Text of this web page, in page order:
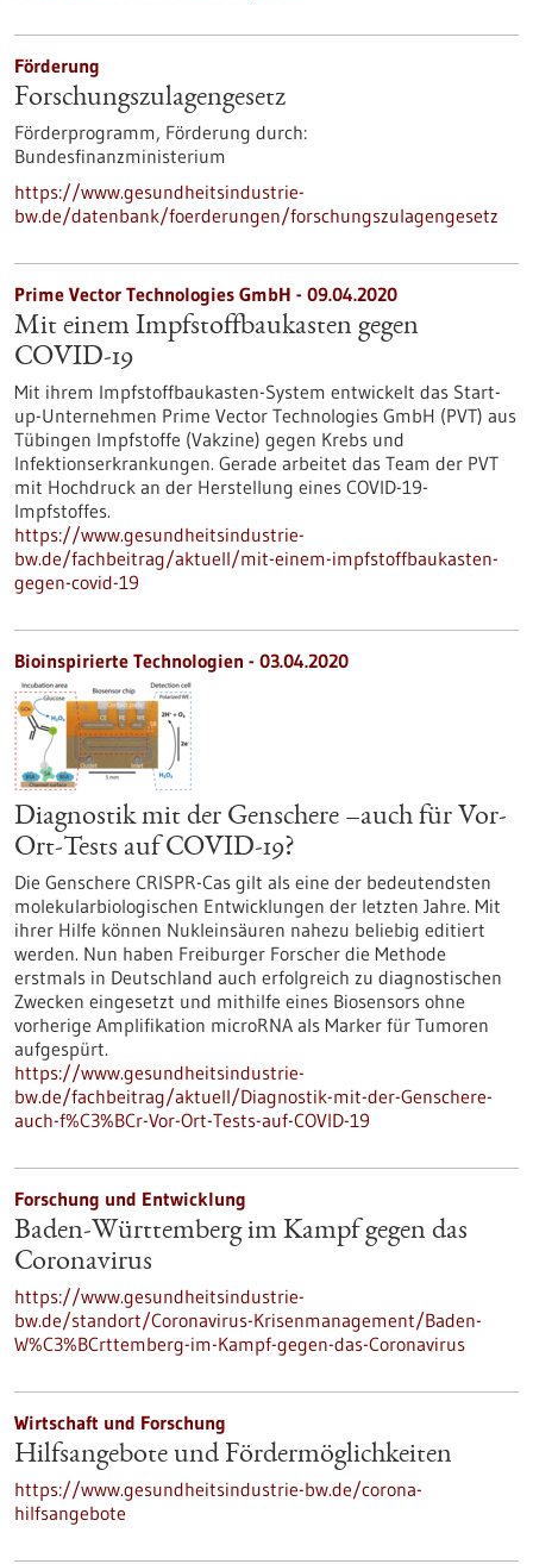
Förderung
Forschungszulagengesetz
Förderprogramm, Förderung durch:
Bundesfinanzministerium
https://www.gesundheitsindustrie-
bw.de/datenbank/foerderungen/forschungszulagengesetz
Prime Vector Technologies GmbH - 09.04.2020
Mit einem Impfstoffbaukasten gegen
COVID-19
Mit ihrem Impfstoffbaukasten-System entwickelt das Start-
up-Unternehmen Prime Vector Technologies GmbH (PVT) aus
Tübingen Impfstoffe (Vakzine) gegen Krebs und
Infektionserkrankungen. Gerade arbeitet das Team der PVT
mit Hochdruck an der Herstellung eines COVID-19-
Impfstoffes.
https://www.gesundheitsindustrie-
bw.de/fachbeitrag/aktuell/mit-einem-impfstoffbaukasten-
gegen-covid-19
Bioinspirierte Technologien - 03.04.2020
Diagnostik mit der Genschere –auch für Vor-
Ort-Tests auf COVID-19?
Die Genschere CRISPR-Cas gilt als eine der bedeutendsten
molekularbiologischen Entwicklungen der letzten Jahre. Mit
ihrer Hilfe können Nukleinsäuren nahezu beliebig editiert
werden. Nun haben Freiburger Forscher die Methode
erstmals in Deutschland auch erfolgreich zu diagnostischen
Zwecken eingesetzt und mithilfe eines Biosensors ohne
vorherige Amplifikation microRNA als Marker für Tumoren
aufgespürt.
https://www.gesundheitsindustrie-
bw.de/fachbeitrag/aktuell/Diagnostik-mit-der-Genschere-
auch-f%C3%BCr-Vor-Ort-Tests-auf-COVID-19
Forschung und Entwicklung
Baden-Württemberg im Kampf gegen das
Coronavirus
https://www.gesundheitsindustrie-
bw.de/standort/Coronavirus-Krisenmanagement/Baden-
W%C3%BCrttemberg-im-Kampf-gegen-das-Coronavirus
Wirtschaft und Forschung
Hilfsangebote und Fördermöglichkeiten
https://www.gesundheitsindustrie-bw.de/corona-
hilfsangebote